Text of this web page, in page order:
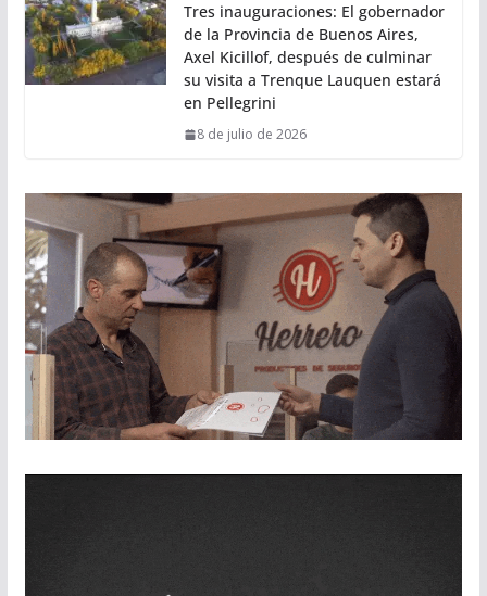
Tres inauguraciones: El gobernador
de la Provincia de Buenos Aires,
Axel Kicillof, después de culminar
su visita a Trenque Lauquen estará
en Pellegrini
8 de julio de 2026